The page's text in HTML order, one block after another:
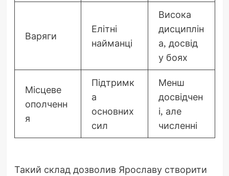
Варяги
Елітні
найманці
Висока
дисциплін
а, досвід
у боях
Місцеве
ополченн
я
Підтримк
а
основних
сил
Менш
досвідчен
і, але
численні
Такий склад дозволив Ярославу створити